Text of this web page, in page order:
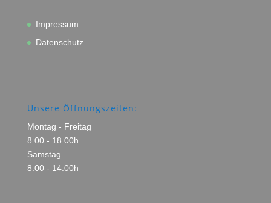
Impressum
Datenschutz
Unsere Öffnungszeiten:
Montag - Freitag
8.00 - 18.00h
Samstag
8.00 - 14.00h